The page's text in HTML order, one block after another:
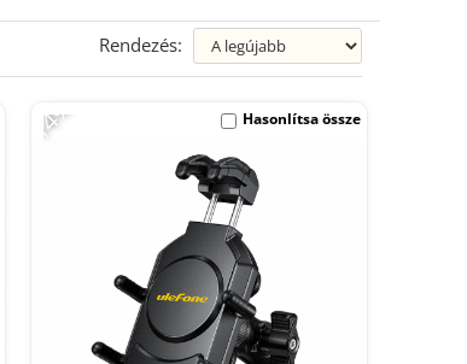
Rendezés:
-14% Hasonlítsa össze